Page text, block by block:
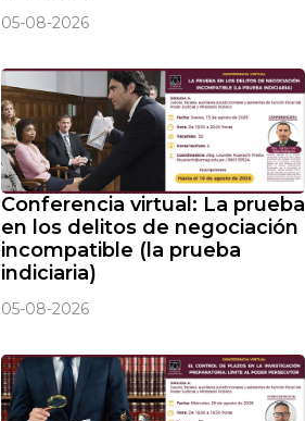
05-08-2026
Conferencia virtual: La prueba
en los delitos de negociación
incompatible (la prueba
indiciaria)
05-08-2026